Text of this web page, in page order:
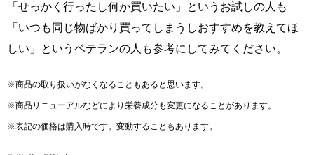
「せっかく行ったし何か買いたい」というお試しの人も
「いつも同じ物ばかり買ってしまうしおすすめを教えてほ
しい」というベテランの人も参考にしてみてください。
※商品の取り扱いがなくなることもあると思います。
※商品リニューアルなどにより栄養成分も変更になることがあります。
※表記の価格は購入時です。変動することもあります。